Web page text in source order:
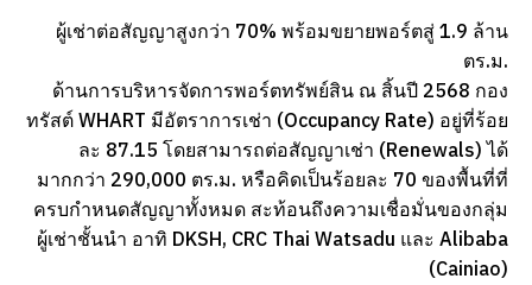
ผู้เช่าต่อสัญญาสูงกว่า 70% พร้อมขยายพอร์ตสู่ 1.9 ล้าน
ตร.ม.
ด้านการบริหารจัดการพอร์ตทรัพย์สิน ณ สิ้นปี 2568 กอง
ทรัสต์ WHART มีอัตราการเช่า (Occupancy Rate) อยู่ที่ร้อย
ละ 87.15 โดยสามารถต่อสัญญาเช่า (Renewals) ได้
มากกว่า 290,000 ตร.ม. หรือคิดเป็นร้อยละ 70 ของพื้นที่ที่
ครบกำหนดสัญญาทั้งหมด สะท้อนถึงความเชื่อมั่นของกลุ่ม
ผู้เช่าชั้นนำ อาทิ DKSH, CRC Thai Watsadu และ Alibaba
(Cainiao)